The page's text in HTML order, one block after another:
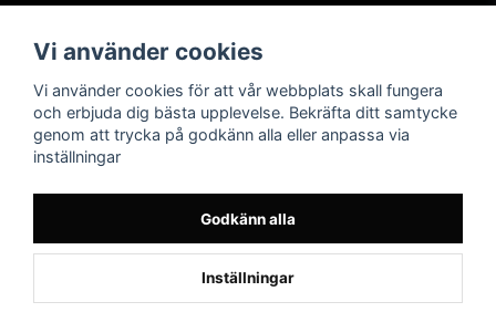
Läs mer
Köpvillkor
Hitta till oss
Miljöpolicy
Medlem i Sweboat
Följ oss
Facebook
Instagram
Vi använder cookies
Vi använder cookies för att vår webbplats skall fungera
och erbjuda dig bästa upplevelse. Bekräfta ditt samtycke
genom att trycka på godkänn alla eller anpassa via
inställningar
Godkänn alla
Inställningar